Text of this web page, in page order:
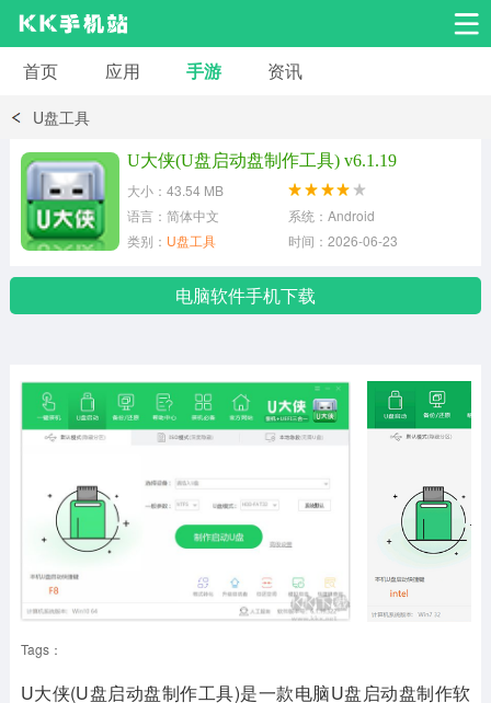
安卓应用
小说漫画
金融理财 新闻资讯 游戏辅助
首页 应用 手游 资讯
U盘工具
U大侠(U盘启动盘制作工具) v6.1.19
大小：43.54 MB
语言：简体中文
系统：Android
类别： U盘工具 时间：2026-06-23
电脑软件手机下载
Tags：
U大侠(U盘启动盘制作工具)是一款电脑U盘启动盘制作软